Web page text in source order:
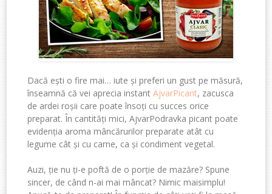
Dacă ești o fire mai… iute și preferi un gust pe măsură,
înseamnă că vei aprecia instantAjvarPicant, zacusca
de ardei roșii care poate însoți cu succes orice
preparat.În cantități mici, AjvarPodravka picant poate
evidenția aroma mâncărurilor preparate atât cu
legume cât și cu carne, cași condiment vegetal.
Auzi,ție nuți-e poftă de o porție de mazăre? Spune
sincer, de când n-ai mai mâncat? Nimic maisimplu!